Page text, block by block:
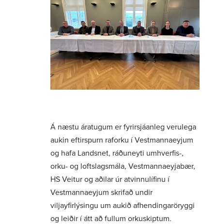
Á næstu áratugum er fyrirsjáanleg verulega
aukin eftirspurn raforku í Vestmannaeyjum
og hafa Landsnet, ráðuneyti umhverfis-,
orku- og loftslagsmála, Vestmannaeyjabær,
HS Veitur og aðilar úr atvinnulífinu í
Vestmannaeyjum skrifað undir
viljayfirlýsingu um aukið afhendingaröryggi
og leiðir í átt að fullum orkuskiptum.